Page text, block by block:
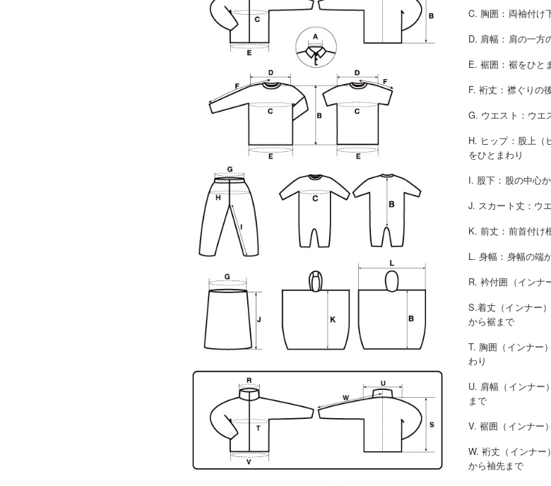
C. 胸囲 ： 両袖付け
D. 肩幅 ： 肩の一方
E. 裾囲 ： 裾をひと
F. 裄丈 ： 襟ぐりの
G. ウエスト ： ウエ
H. ヒップ： 股上（
をひとまわり
I. 股下 ： 股の中心
J. スカート丈 ： ウ
K. 前丈 ： 前首付け
L. 身幅 ： 身幅の端
R. 衿付囲（インナ
S.着丈（インナー）
から裾まで
T. 胸囲（インナー）
わり
U. 肩幅（インナー）
まで
V. 裾囲（インナー）
W. 裄丈（インナー）
から袖先まで